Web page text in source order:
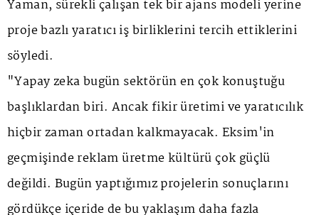
Yaman, sürekli çalışan tek bir ajans modeli yerine
proje bazlı yaratıcı iş birliklerini tercih ettiklerini
söyledi.
"Yapay zeka bugün sektörün en çok konuştuğu
başlıklardan biri. Ancak fikir üretimi ve yaratıcılık
hiçbir zaman ortadan kalkmayacak. Eksim'in
geçmişinde reklam üretme kültürü çok güçlü
değildi. Bugün yaptığımız projelerin sonuçlarını
gördükçe içeride de bu yaklaşım daha fazla